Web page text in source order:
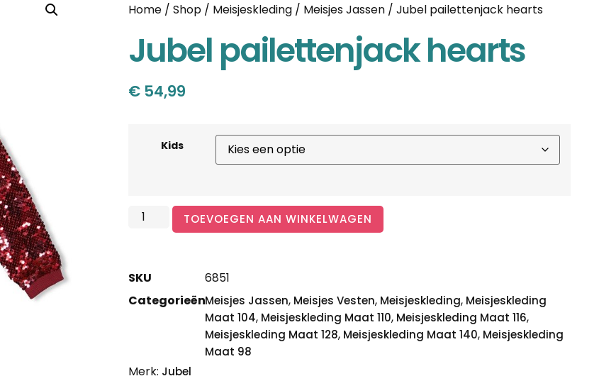
Home / Shop / Meisjeskleding / Meisjes Jassen / Jubel pailettenjack hearts
Jubel pailettenjack hearts
€ 54,99
Kids
TOEVOEGEN AAN WINKELWAGEN
SKU
6851
CategorieënMeisjes Jassen, Meisjes Vesten, Meisjeskleding, Meisjeskleding
Maat 104, Meisjeskleding Maat 110, Meisjeskleding Maat 116,
Meisjeskleding Maat 128, Meisjeskleding Maat 140, Meisjeskleding
Maat 98
Merk: Jubel